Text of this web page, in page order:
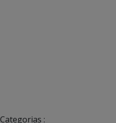
Categorias :